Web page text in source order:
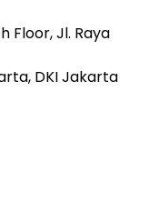
Floor, Jl. Raya
DKI Jakarta